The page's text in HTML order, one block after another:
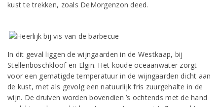
kust te trekken, zoals DeMorgenzon deed.
In dit geval liggen de wijngaarden in de Westkaap, bij
Stellenboschkloof en Elgin. Het koude oceaanwater zorgt
voor een gematigde temperatuur in de wijngaarden dicht aan
de kust, met als gevolg een natuurlijk fris zuurgehalte in de
wijn. De druiven worden bovendien ’s ochtends met de hand